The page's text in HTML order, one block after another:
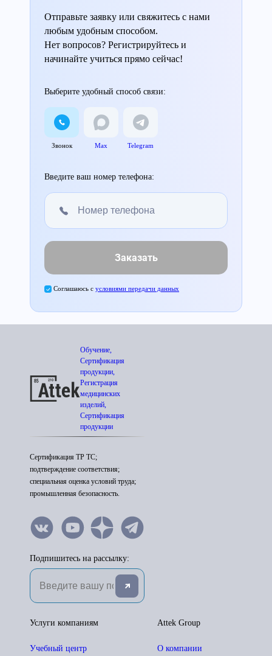
Отправьте заявку или свяжитесь с нами
любым удобным способом.
Нет вопросов? Регистрируйтесь и
начинайте учиться прямо сейчас!
Выберите удобный способ связи:
Звонок Max Telegram
Введите ваш номер телефона:
Заказать
Соглашаюсь с условиями передачи данных
Обучение,
Сертификация
продукции,
Регистрация
медицинских
изделий,
Сертификация
продукции
Сертификация ТР ТС;
подтверждение соответствия;
специальная оценка условий труда;
промышленная безопасность.
Подпишитесь на рассылку:
Attek Group
О компании
Услуги компаниям
Учебный центр